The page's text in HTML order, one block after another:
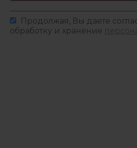
Продолжая, Вы даете
обработку и хранение